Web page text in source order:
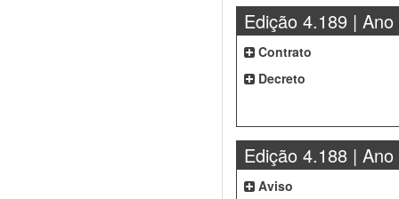
Edição 4.189 | Ano
Contrato
Decreto
Edição 4.188 | Ano
Aviso